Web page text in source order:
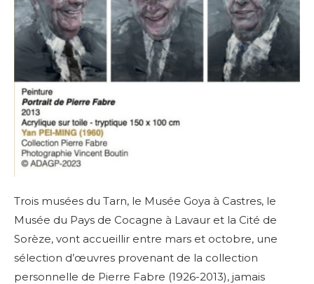
Trois musées du Tarn, le Musée Goya à Castres, le
Musée du Pays de Cocagne à Lavaur et la Cité de
Sorèze, vont accueillir entre mars et octobre, une
sélection d’œuvres provenant de la collection
personnelle de Pierre Fabre (1926-2013), jamais